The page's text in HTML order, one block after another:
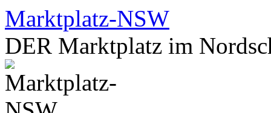
Zum
Inhalt
springen
Marktplatz-NSW
DER Marktplatz im